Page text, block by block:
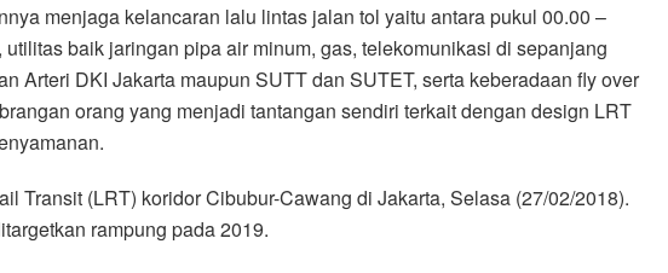
menjaga kelancaran lalu lintas jalan tol yaitu antara pukul 00.00 –
baik jaringan pipa air minum, gas, telekomunikasi di sepanjang
Arteri DKI Jakarta maupun SUTT dan SUTET, serta keberadaan fly over
orang yang menjadi tantangan sendiri terkait dengan design LRT
Transit (LRT) koridor Cibubur-Cawang di Jakarta, Selasa (27/02/2018).
rampung pada 2019.